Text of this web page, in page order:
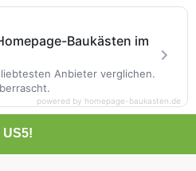
US5!
Baukästen im
Anbieter verglichen.
powered by homepage-baukasten.de